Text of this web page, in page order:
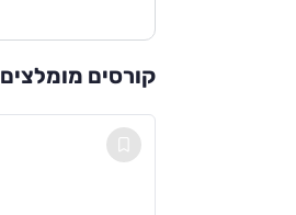
קורסים מומלצים